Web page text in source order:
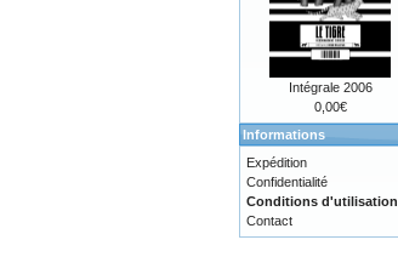
Intégrale 2006
0,00€
Informations
Expédition
Confidentialité
Conditions d'utilisation
Contact